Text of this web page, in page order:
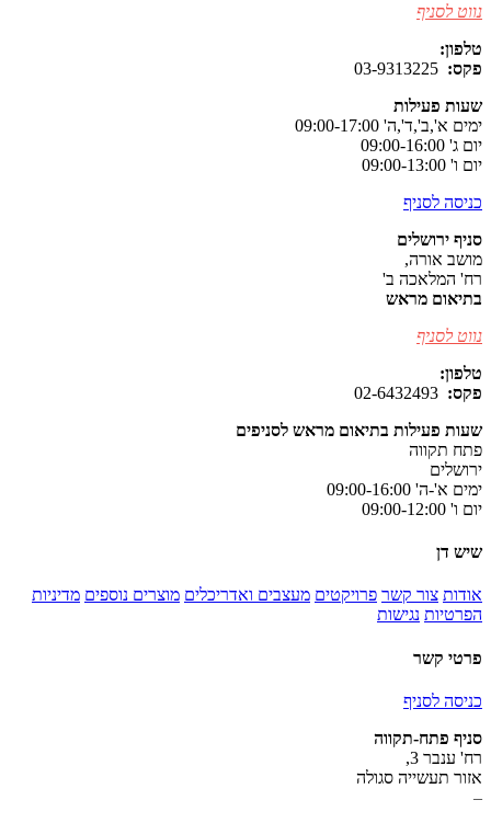
נווט לסניף
טלפון:
פקס: 03-9313225
שעות פעילות
ימים א',ב',ד',ה' 09:00-17:00
יום ג' 09:00-16:00
יום ו' 09:00-13:00
כניסה לסניף
סניף ירושלים
מושב אורה,
רח' המלאכה ב'
בתיאום מראש
נווט לסניף
טלפון:
פקס:
שעות פעילות בתיאום מראש לסניפים
פתח תקווה
ירושלים
ימים א'-ה' 09:00-16:00
יום ו' 09:00-12:00
שיש דן
אודות צור קשר פרויקטים מעצבים ואדריכלים מוצרים נוספים מדיניות
הפרטיות נגישות
פרטי קשר
כניסה לסניף
סניף פתח-תקווה
רח' ענבר 3,
אזור תעשייה סגולה
–